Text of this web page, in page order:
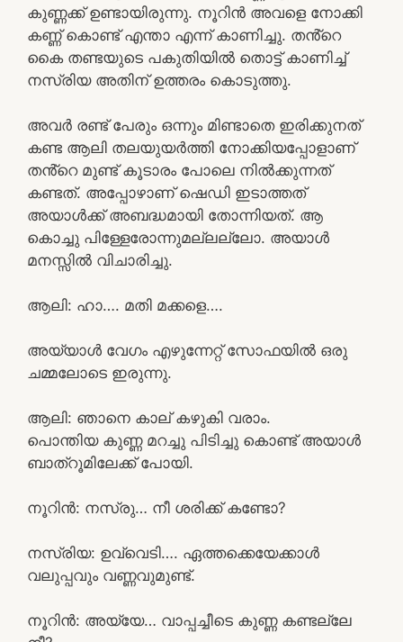
കുണ്ണക്ക് ഉണ്ടായിരുന്നു. നൂറിൻ അവളെ നോക്കി
കണ്ണ് കൊണ്ട് എന്താ എന്ന് കാണിച്ചു. തൻ്റെ
കൈ തണ്ടയുടെ പകുതിയിൽ തൊട്ട് കാണിച്ച്
നസ്രിയ അതിന് ഉത്തരം കൊടുത്തു.
അവർ രണ്ട് പേരും ഒന്നും മിണ്ടാതെ ഇരിക്കുനത്
കണ്ട ആലി തലയുയർത്തി നോക്കിയപ്പോളാണ്
തൻ്റെ മുണ്ട് കൂടാരം പോലെ നിൽക്കുന്നത്
കണ്ടത്. അപ്പോഴാണ് ഷെഡി ഇടാത്തത്
അയാൾക്ക് അബദ്ധമായി തോന്നിയത്. ആ
കൊച്ചു പിള്ളേരോന്നുമല്ലല്ലോ. അയാൾ
മനസ്സിൽ വിചാരിച്ചു.
ആലി: ഹാ…. മതി മക്കളെ….
അയ്യാൾ വേഗം എഴുന്നേറ്റ് സോഫയിൽ ഒരു
ചമ്മലോടെ ഇരുന്നു.
ആലി: ഞാനെ കാല് കഴുകി വരാം.
പൊന്തിയ കുണ്ണ മറച്ചു പിടിച്ചു കൊണ്ട് അയാൾ
ബാത്‌റൂമിലേക്ക് പോയി.
നൂറിൻ: നസ്രു… നീ ശരിക്ക് കണ്ടോ?
നസ്രിയ: ഉവ്വെടി…. ഏത്തക്കെയേക്കാൾ
വലുപ്പവും വണ്ണവുമുണ്ട്.
നൂറിൻ: അയ്യേ… വാപ്പച്ചീടെ കുണ്ണ കണ്ടല്ലേ